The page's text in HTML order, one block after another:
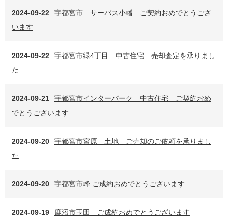
2024-09-22
宇都宮市 サーパス小幡 ご契約おめでとうござ
います
2024-09-22
宇都宮市緑4丁目 中古住宅 売却査定を承りまし
た
2024-09-21
宇都宮市インターパーク 中古住宅 ご契約おめ
でとうございます
2024-09-20
宇都宮市宮原 土地 ご売却のご依頼を承りまし
た
2024-09-20 宇都宮市峰 ご成約おめでとうございます
2024-09-19 鹿沼市玉田 ご成約おめでとうございます